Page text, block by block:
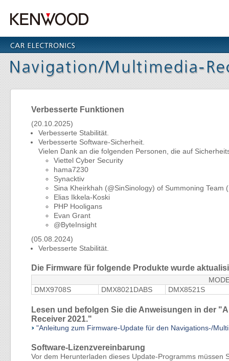
Verbesserte Funktionen
(20.10.2025)
Verbesserte Stabilität.
Verbesserte Software-Sicherheit.
Vielen Dank an die folgenden Personen, die auf
Viettel Cyber Security
hama7230
Synacktiv
Sina Kheirkhah (@SinSinology) of Summoning Team
Elias Ikkela-Koski
PHP Hooligans
Evan Grant
@ByteInsight
(05.08.2024)
Verbesserte Stabilität.
Die Firmware für folgende Produkte wurde
DMX9708S
DMX8021DABS DMX8521S
Lesen und befolgen Sie die Anweisungen in der
Receiver 2021."
"Anleitung zum Firmware-Update für den Navigations-/
Software-Lizenzvereinbarung
Vor dem Herunterladen dieses Update-Programms müssen